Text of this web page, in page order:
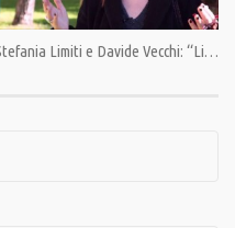
Stefania Limiti e Davide Vecchi: “Libertà di informazione”